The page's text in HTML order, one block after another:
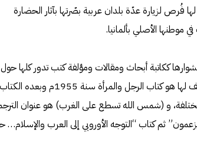
فُرص لزيارة عدّة بلدان عربية بصّرتها بآثار الحضارة
موطنها الأصلي بألمانيا.
ككاتبة أبحاث ومقالات ومؤلفة كتب تدور كلها حول
فضل العرب والمسلمين على العالم الغربي، كان أول مُؤلَّف لها هو كتاب الرجل والمرأة سنة 1955م وبعده الكتاب
الحديث عنه والذي تُرجم إلى 17 لغة مختلفة، و (شمس الله تسطع على الغرب) هو عنوان
” ثم كتاب “التوجه الأوروبي إلى العرب والإسلام…